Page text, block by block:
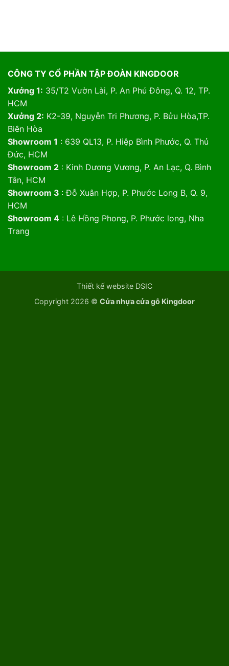
CÔNG TY CỔ PHẦN TẬP ĐOÀN KINGDOOR
Xưởng 1: 35/T2 Vườn Lài, P. An Phú Đông, Q. 12, TP.
HCM
Xưởng 2: K2-39, Nguyễn Tri Phương, P. Bửu Hòa,TP.
Biên Hòa
Showroom 1 : 639 QL13, P. Hiệp Bình Phước, Q. Thủ
Đức, HCM
Showroom 2: Kinh Dương Vương, P. An Lạc, Q. Bình
Tân, HCM
Showroom 3 : Đỗ Xuân Hợp, P. Phước Long B, Q. 9,
HCM
Showroom 4: Lê Hồng Phong, P. Phước long, Nha
Trang
Thiết kế website DSIC
Copyright 2026 © Cửa nhựa cửa gỗ Kingdoor